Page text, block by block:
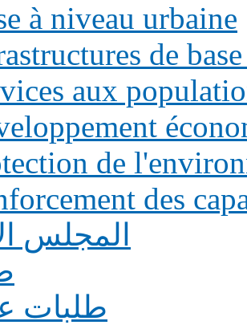
à niveau urbaine
de
aux
de
des
المجلس
طلبات